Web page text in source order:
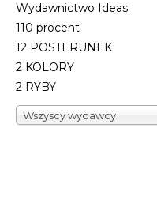
Wydawnictwo Ideas
110 procent
12 POSTERUNEK
2 KOLORY
2 RYBY
Wszyscy wydawcy